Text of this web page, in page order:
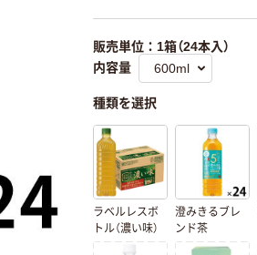
販売単位：1箱（24本入）
内容量
種類を選択
ラベルレスボ
トル（濃い味）
澄みきるブレ
ンド茶